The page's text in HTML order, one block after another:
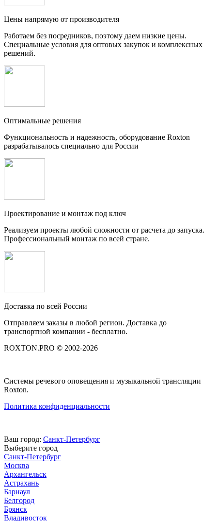
Цены напрямую от производителя
Работаем без посредников, поэтому даем низкие цены.
Специальные условия для оптовых закупок и комплексных
решений.
Оптимальные решения
Функциональность и надежность, оборудование Roxton
разрабатывалось специально для России
Проектирование и монтаж под ключ
Реализуем проекты любой сложности от расчета до запуска.
Профессиональный монтаж по всей стране.
Доставка по всей России
Отправляем заказы в любой регион. Доставка до
транспортной компании - бесплатно.
ROXTON.PRO © 2002-2026
Системы речевого оповещения и музыкальной трансляции
Roxton.
Политика конфиденциальности
Ваш город: Санкт-Петербург
Выберите город
Санкт-Петербург
Москва
Архангельск
Астрахань
Барнаул
Белгород
Брянск
Владивосток